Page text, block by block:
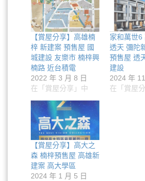
【賞屋分享】高雄楠
梓 新建案 預售屋 國
城建設 友樂市 楠梓興
楠路 近台積電
2022 年 3 月 8 日
在「賞屋分享」中
家和萬世6
透天 彌陀
預售屋 透
建設
2024 年
在「賞屋
【賞屋分享】高大之
森 楠梓預售屋 高雄新
建案 高大學區
2024 年 1 月 5 日